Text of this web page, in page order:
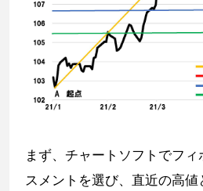
まず、チャートソフトでフ
スメントを選び、直近の高